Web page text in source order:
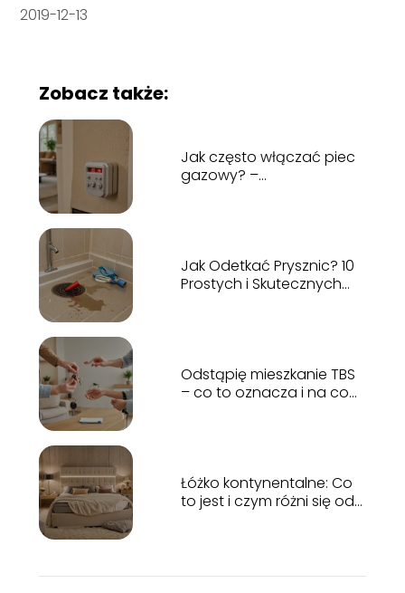
2019-12-13
Zobacz także:
Jak często włączać piec
gazowy? –
Jak Odetkać Prysznic? 10
Prostych i Skutecznych
Odstąpię mieszkanie TBS
– co to oznacza i na co
Łóżko kontynentalne: Co
to jest i czym różni się od